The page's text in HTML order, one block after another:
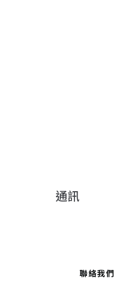
通訊
聯絡我們